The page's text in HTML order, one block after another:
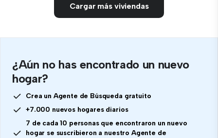
Cargar más viviendas
¿Aún no has encontrado un nuevo
hogar?
Crea un Agente de Búsqueda gratuito
+7.000 nuevos hogares diarios
7 de cada 10 personas que encontraron un nuevo
hogar se suscribieron a nuestro Agente de